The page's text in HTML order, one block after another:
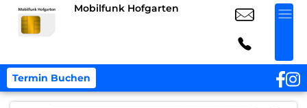
Mobilfunk Hofgarten
Termin Buchen